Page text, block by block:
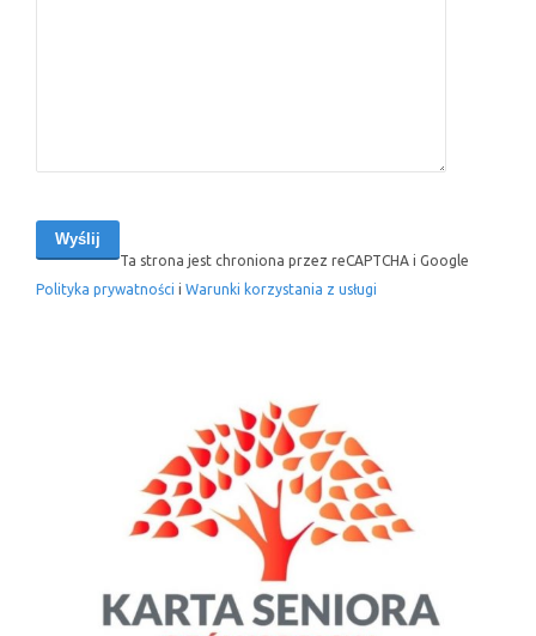
Ta strona jest chroniona przez reCAPTCHA i Google
Polityka prywatności i Warunki korzystania z usługi